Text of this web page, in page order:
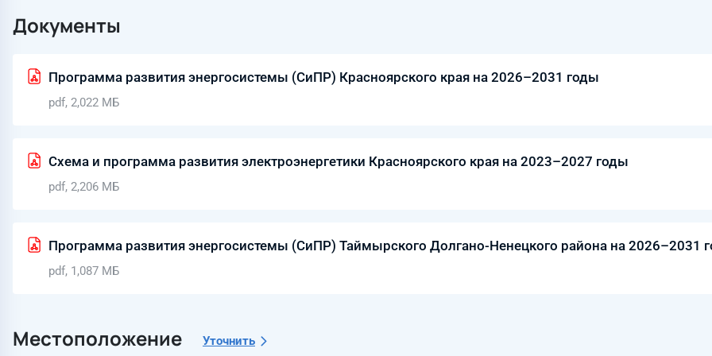
Документы
Программа развития энергосистемы (СиПР) Красноярского края на 2026–2031 годы
pdf, 2,022 МБ
Схема и программа развития электроэнергетики Красноярского края на 2023–2027 годы
pdf, 2,206 МБ
Программа развития энергосистемы (СиПР) Таймырского Долгано-Ненецкого района на 2026–2031
pdf, 1,087 МБ
Местоположение Уточнить